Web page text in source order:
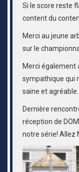
Si le score reste
content du
Merci au jeune
sur le
Merci également
sympathique qui
saine et agréable.
Dernière
réception de
notre série! Allez